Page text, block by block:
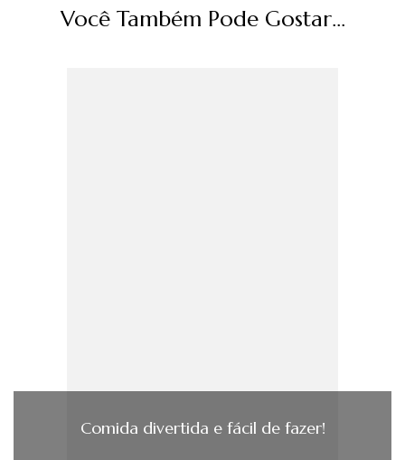
Você Também Pode Gostar...
Comida divertida e fácil de fazer!